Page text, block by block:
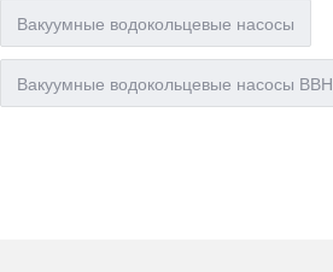
Вакуумные водокольцевые насосы
Вакуумные водокольцевые насосы ВВН